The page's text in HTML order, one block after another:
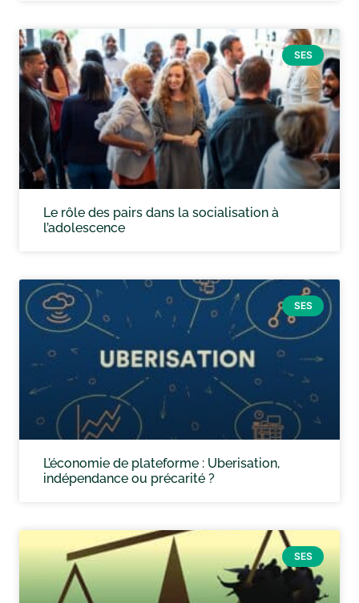
SES
Le rôle des pairs dans la socialisation à
l’adolescence
SES
L’économie de plateforme : Uberisation,
indépendance ou précarité ?
SES